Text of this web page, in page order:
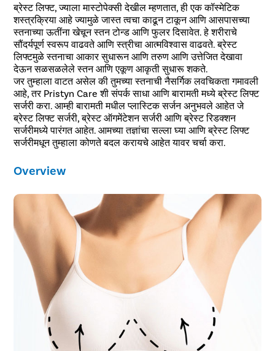
ब्रेस्ट लिफ्ट, ज्याला मास्टोपेक्सी देखील म्हणतात, ही एक कॉस्मेटिक
शस्त्रक्रिया आहे ज्यामुळे जास्त त्वचा काढून टाकून आणि आसपासच्या
स्तनाच्या ऊतींना खेचून स्तन टोन्ड आणि फुलर दिसावेत. हे शरीराचे
सौंदर्यपूर्ण स्वरूप वाढवते आणि स्त्रीचा आत्मविश्वास वाढवते. ब्रेस्ट
लिफ्टमुळे स्तनाचा आकार सुधारून आणि तरुण आणि उत्तेजित देखावा
देऊन सळसळलेले स्तन आणि एकूण आकृती सुधारू शकते.
जर तुम्हाला वाटत असेल की तुमच्या स्तनाची नैसर्गिक लवचिकता गमावली
आहे, तर Pristyn Care शी संपर्क साधा आणि बारामती मध्ये ब्रेस्ट लिफ्ट
सर्जरी करा. आम्ही बारामती मधील प्लास्टिक सर्जन अनुभवले आहेत जे
ब्रेस्ट लिफ्ट सर्जरी, ब्रेस्ट ऑगमेंटेशन सर्जरी आणि ब्रेस्ट रिडक्शन
सर्जरीमध्ये पारंगत आहेत. आमच्या तज्ञांचा सल्ला घ्या आणि ब्रेस्ट लिफ्ट
सर्जरीमधून तुम्हाला कोणते बदल करायचे आहेत यावर चर्चा करा.
Overview